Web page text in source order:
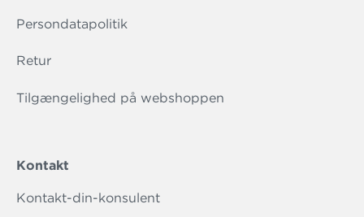
Persondatapolitik
Retur
Tilgængelighed på webshoppen
Kontakt
Kontakt-din-konsulent